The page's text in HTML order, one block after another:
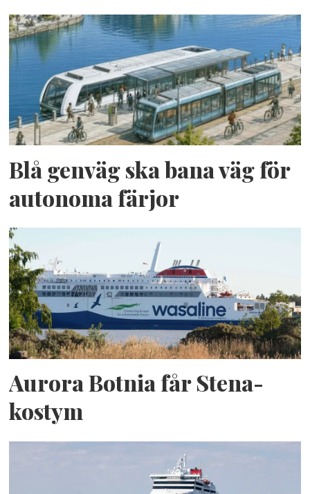
Blå genväg ska bana väg för
autonoma färjor
Aurora Botnia får Stena-
kostym